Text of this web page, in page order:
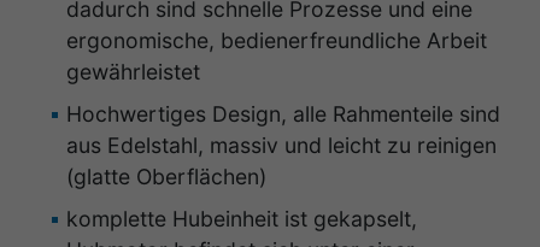
dadurch sind schnelle Prozesse und eine
ergonomische, bedienerfreundliche Arbeit
gewährleistet
Hochwertiges Design, alle Rahmenteile sind
aus Edelstahl, massiv und leicht zu reinigen
(glatte Oberflächen)
komplette Hubeinheit ist gekapselt,